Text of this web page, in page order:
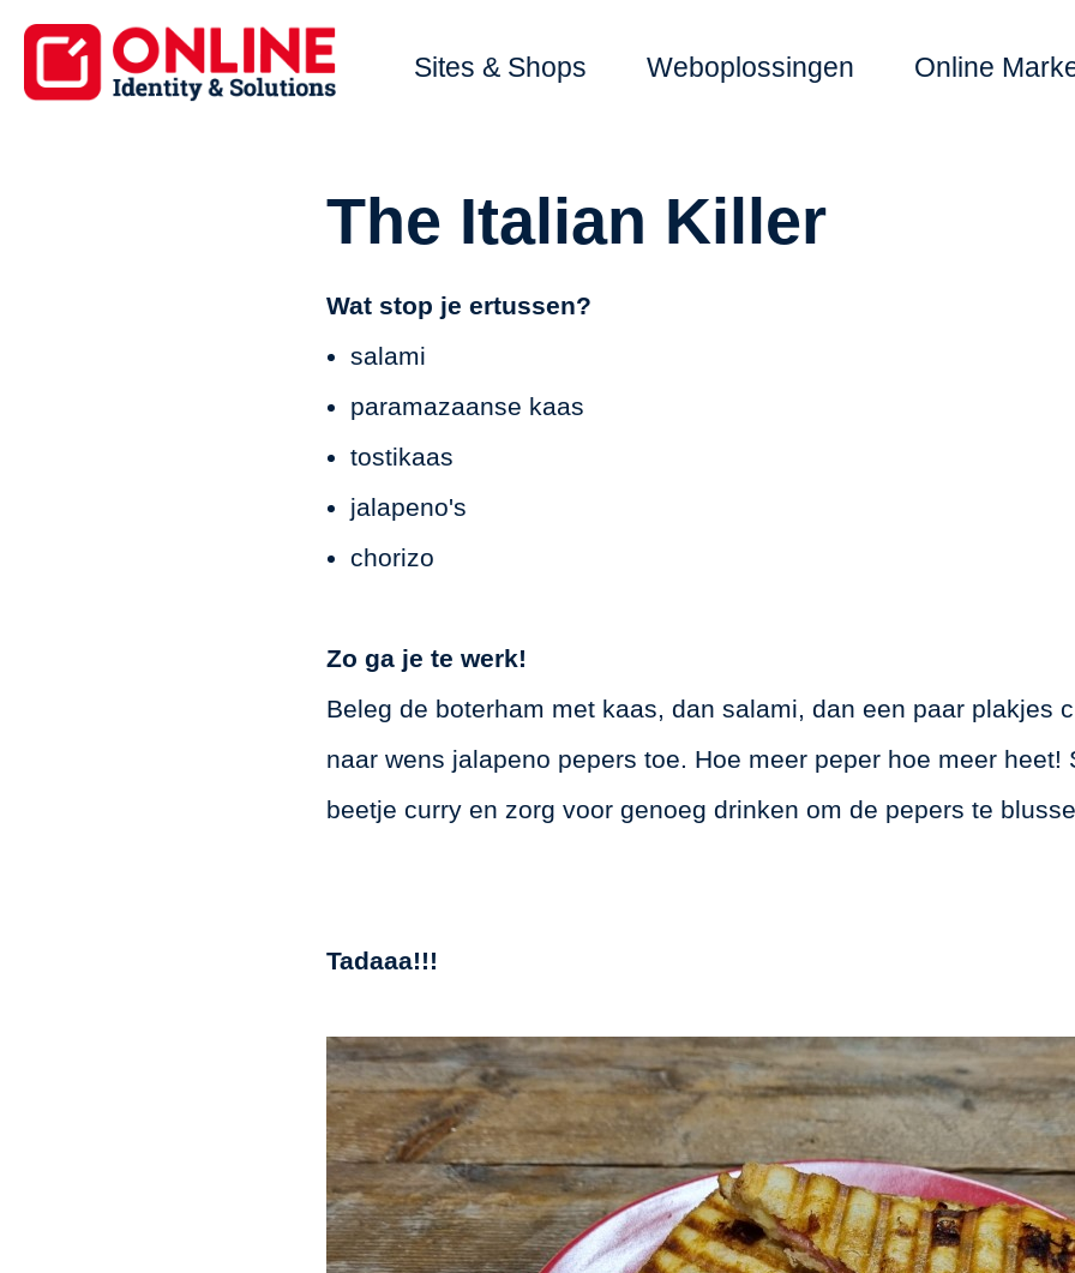
Sites & Shops Weboplossingen Online
The Italian Killer
Wat stop je ertussen?
salami
paramazaanse kaas
tostikaas
jalapeno's
chorizo
Zo ga je te werk!
Beleg de boterham met kaas, dan salami, dan een paar plakjes
naar wens jalapeno pepers toe. Hoe meer peper hoe meer heet!
beetje curry en zorg voor genoeg drinken om de pepers te
Tadaaa!!!